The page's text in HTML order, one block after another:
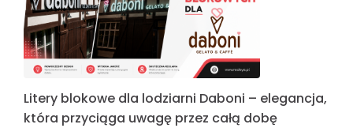
Litery blokowe dla lodziarni Daboni – elegancja,
która przyciąga uwagę przez całą dobę